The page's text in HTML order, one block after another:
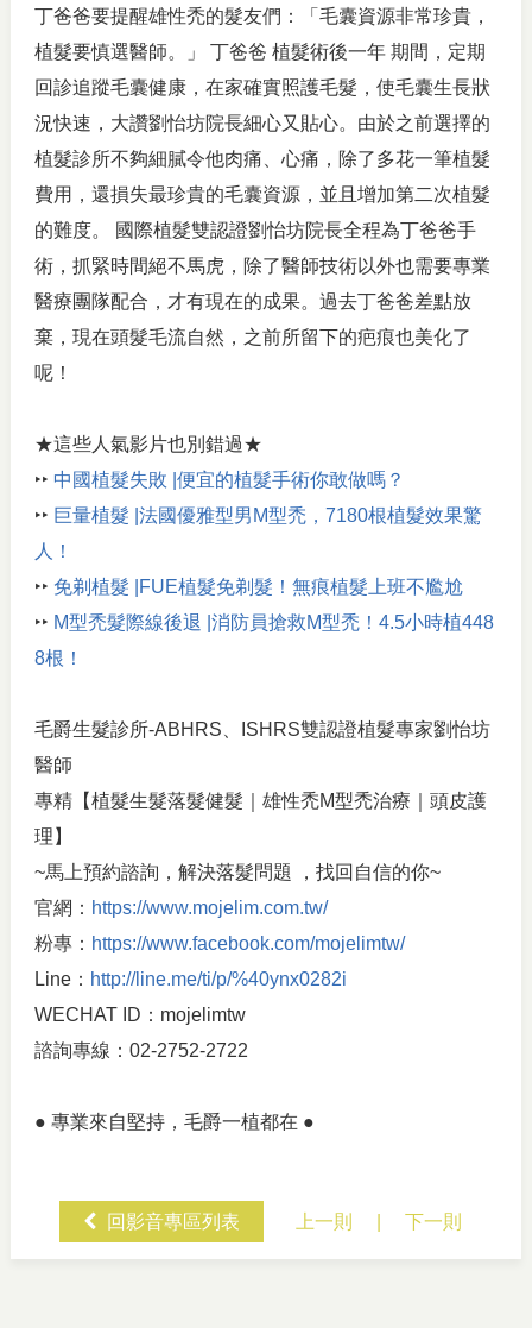
丁爸爸要提醒雄性禿的髮友們：「毛囊資源非常珍貴，
植髮要慎選醫師。」 丁爸爸 植髮術後一年 期間，定期
回診追蹤毛囊健康，在家確實照護毛髮，使毛囊生長狀
況快速，大讚劉怡坊院長細心又貼心。由於之前選擇的
植髮診所不夠細膩令他肉痛、心痛，除了多花一筆植髮
費用，還損失最珍貴的毛囊資源，並且增加第二次植髮
的難度。 國際植髮雙認證劉怡坊院長全程為丁爸爸手
術，抓緊時間絕不馬虎，除了醫師技術以外也需要專業
醫療團隊配合，才有現在的成果。過去丁爸爸差點放
棄，現在頭髮毛流自然，之前所留下的疤痕也美化了
呢！
★這些人氣影片也別錯過★
‣‣ 中國植髮失敗 |便宜的植髮手術你敢做嗎？
‣‣ 巨量植髮 |法國優雅型男M型禿，7180根植髮效果驚
人！
‣‣ 免剃植髮 |FUE植髮免剃髮！無痕植髮上班不尷尬
‣‣ M型禿髮際線後退 |消防員搶救M型禿！4.5小時植448
8根！
毛爵生髮診所-ABHRS、ISHRS雙認證植髮專家劉怡坊
醫師
專精【植髮生髮落髮健髮｜雄性禿M型禿治療｜頭皮護
理】
~馬上預約諮詢，解決落髮問題 ，找回自信的你~
官網： https://www.mojelim.com.tw/
粉專： https://www.facebook.com/mojelimtw/
Line： http://line.me/ti/p/%40ynx0282i
WECHAT ID：mojelimtw
諮詢專線：02-2752-2722
● 專業來自堅持，毛爵一植都在 ●
回影音專區列表 上一則 |下一則